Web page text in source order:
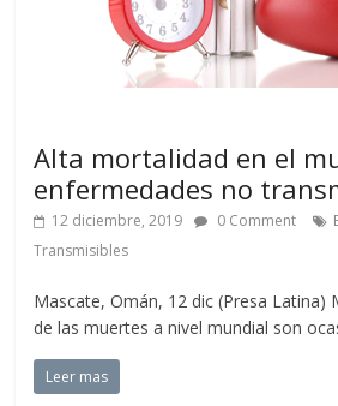
Alta mortalidad en el
enfermedades no
12 diciembre, 2019 0 Comment
Transmisibles
Mascate, Omán, 12 dic (Presa Latina)
de las muertes a nivel mundial son
Leer mas